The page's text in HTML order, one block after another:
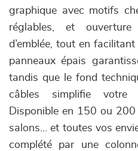
graphique avec motifs
réglables, et ouverture
d’emblée, tout en
panneaux épais
tandis que le fond
câbles simplifie votre
Disponible en 150 ou 200
salons… et toutes vos
complété par une